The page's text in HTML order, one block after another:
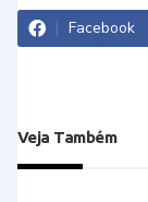
Facebook
Veja Também